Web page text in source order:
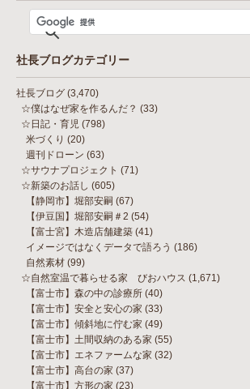
社長ブログカテゴリー
社長ブログ (3,470)
☆僕はなぜ家を作るんだ？ (33)
☆日記・育児 (798)
米づくり (20)
週刊ドローン (63)
☆サウナプロジェクト (71)
☆新築のお話し (605)
【静岡市】堀部安嗣 (67)
【伊豆国】堀部安嗣＃2 (54)
【富士宮】木造店舗建築 (41)
イメージではなくデータで語ろう (186)
自然素材 (99)
☆自然室温で暮らせる家 びおハウス (1,671)
【富士市】森の中の診療所 (40)
【富士市】安全と安心の家 (33)
【富士市】傾斜地に佇む家 (49)
【富士市】土間収納のある家 (55)
【富士市】エネファームな家 (32)
【富士市】高台の家 (37)
【富士市】方形の家 (23)